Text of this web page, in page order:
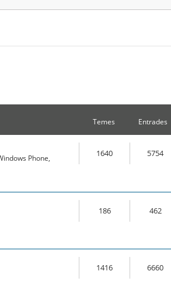
Temes Entrades
Phone,
1640 5754
186 462
1416 6660